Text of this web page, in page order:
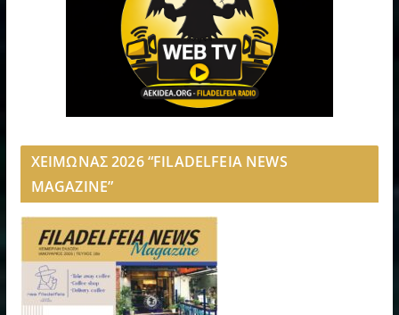
ΧΕΙΜΩΝΑΣ 2026 “FILADELFEIA NEWS
MAGAZINE”